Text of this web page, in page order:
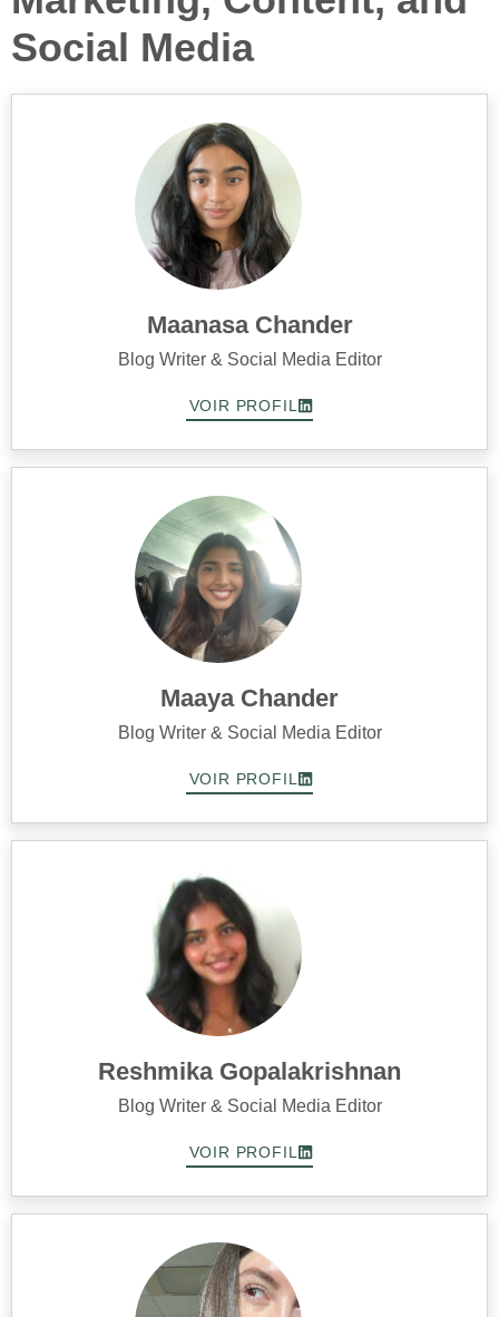
Social Media
Maanasa Chander
Blog Writer & Social Media Editor
VOIR PROFIL
Maaya Chander
Blog Writer & Social Media Editor
VOIR PROFIL
Reshmika Gopalakrishnan
Blog Writer & Social Media Editor
VOIR PROFIL